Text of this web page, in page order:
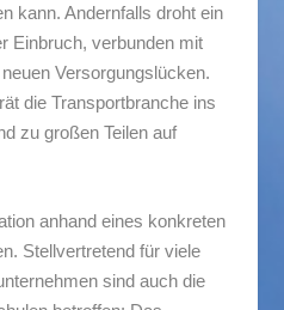
kann. Andernfalls droht ein
Einbruch, verbunden mit
Versorgungslücken.
die Transportbranche ins
zu großen Teilen auf
anhand eines konkreten
Stellvertretend für viele
sind auch die